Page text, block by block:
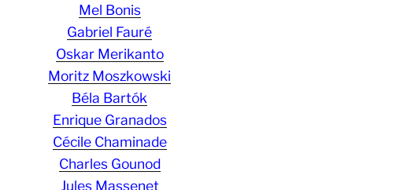
Mel Bonis
Gabriel Fauré
Oskar Merikanto
Moritz Moszkowski
Béla Bartók
Enrique Granados
Cécile Chaminade
Charles Gounod
Jules Massenet